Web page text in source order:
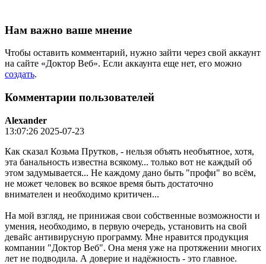
Нам важно ваше мнение
Чтобы оставить комментарий, нужно зайти через свой аккаунт
на сайте «Доктор Веб». Если аккаунта еще нет, его можно
создать.
Комментарии пользователей
Alexander
13:07:26 2025-07-23
Как сказал Козьма Прутков, - нельзя объять необъятное, хотя,
эта банальность известна всякому... только вот не каждый об
этом задумывается... Не каждому дано быть "профи" во всём,
не может человек во всякое время быть достаточно
внимателен и необходимо критичен...
На мой взгляд, не принижая свои собственные возможности и
умения, необходимо, в первую очередь, установить на свой
девайс антивирусную программу. Мне нравится продукция
компании "Доктор Веб". Она меня уже на протяжении многих
лет не подводила. А доверие и надёжность - это главное.